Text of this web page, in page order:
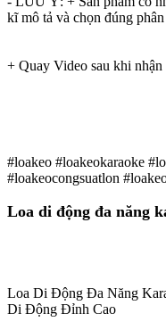
kĩ mô tả và chọn đúng
+ Quay Video sau khi
#loakeo #loakeokaraoke
#loakeocongsuatlon
Loa di động đa năng
Loa Di Động Đa Năng
Di Động Đỉnh Cao